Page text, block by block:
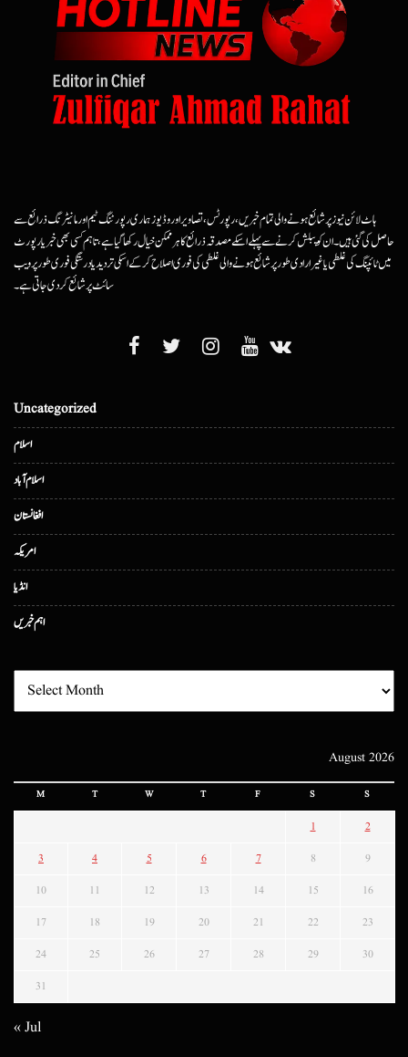
ہاٹ لائن نیوز پر شائع ہونے والی تمام خبریں، رپورٹس، تصاویر اور وڈیوز ہماری رپورٹنگ ٹیم اور مانیٹرنگ ذرائع سے
حاصل کی گئی ہیں۔ ان کو پبلش کرنے سے پہلے اسکے مصدقہ ذرائع کا ہرممکن خیال رکھا گیا ہے، تاہم کسی بھی خبر یا رپورٹ
میں ٹائپنگ کی غلطی یا غیرارادی طور پر شائع ہونے والی غلطی کی فوری اصلاح کرکے اسکی تردید یا درستگی فوری طور پر ویب
سائٹ پر شائع کردی جاتی ہے۔
Uncategorized
اسلام
اسلام آباد
افغانستان
امریکہ
انڈیا
اہم خبریں
August 2026
M T W T F S S
1 2
3 4 5 6 7 8 9
10 11 12 13 14 15 16
17 18 19 20 21 22 23
24 25 26 27 28 29 30
31
« Jul